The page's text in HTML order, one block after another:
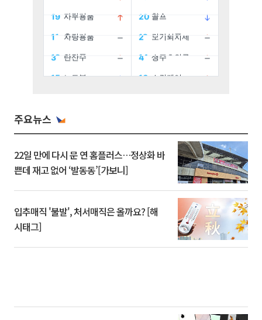
주요뉴스
22일 만에 다시 문 연 홈플러스…정상화 바
쁜데 재고 없어 ‘발동동’[가보니]
입추매직 '불발', 처서매직은 올까요? [해
시태그]